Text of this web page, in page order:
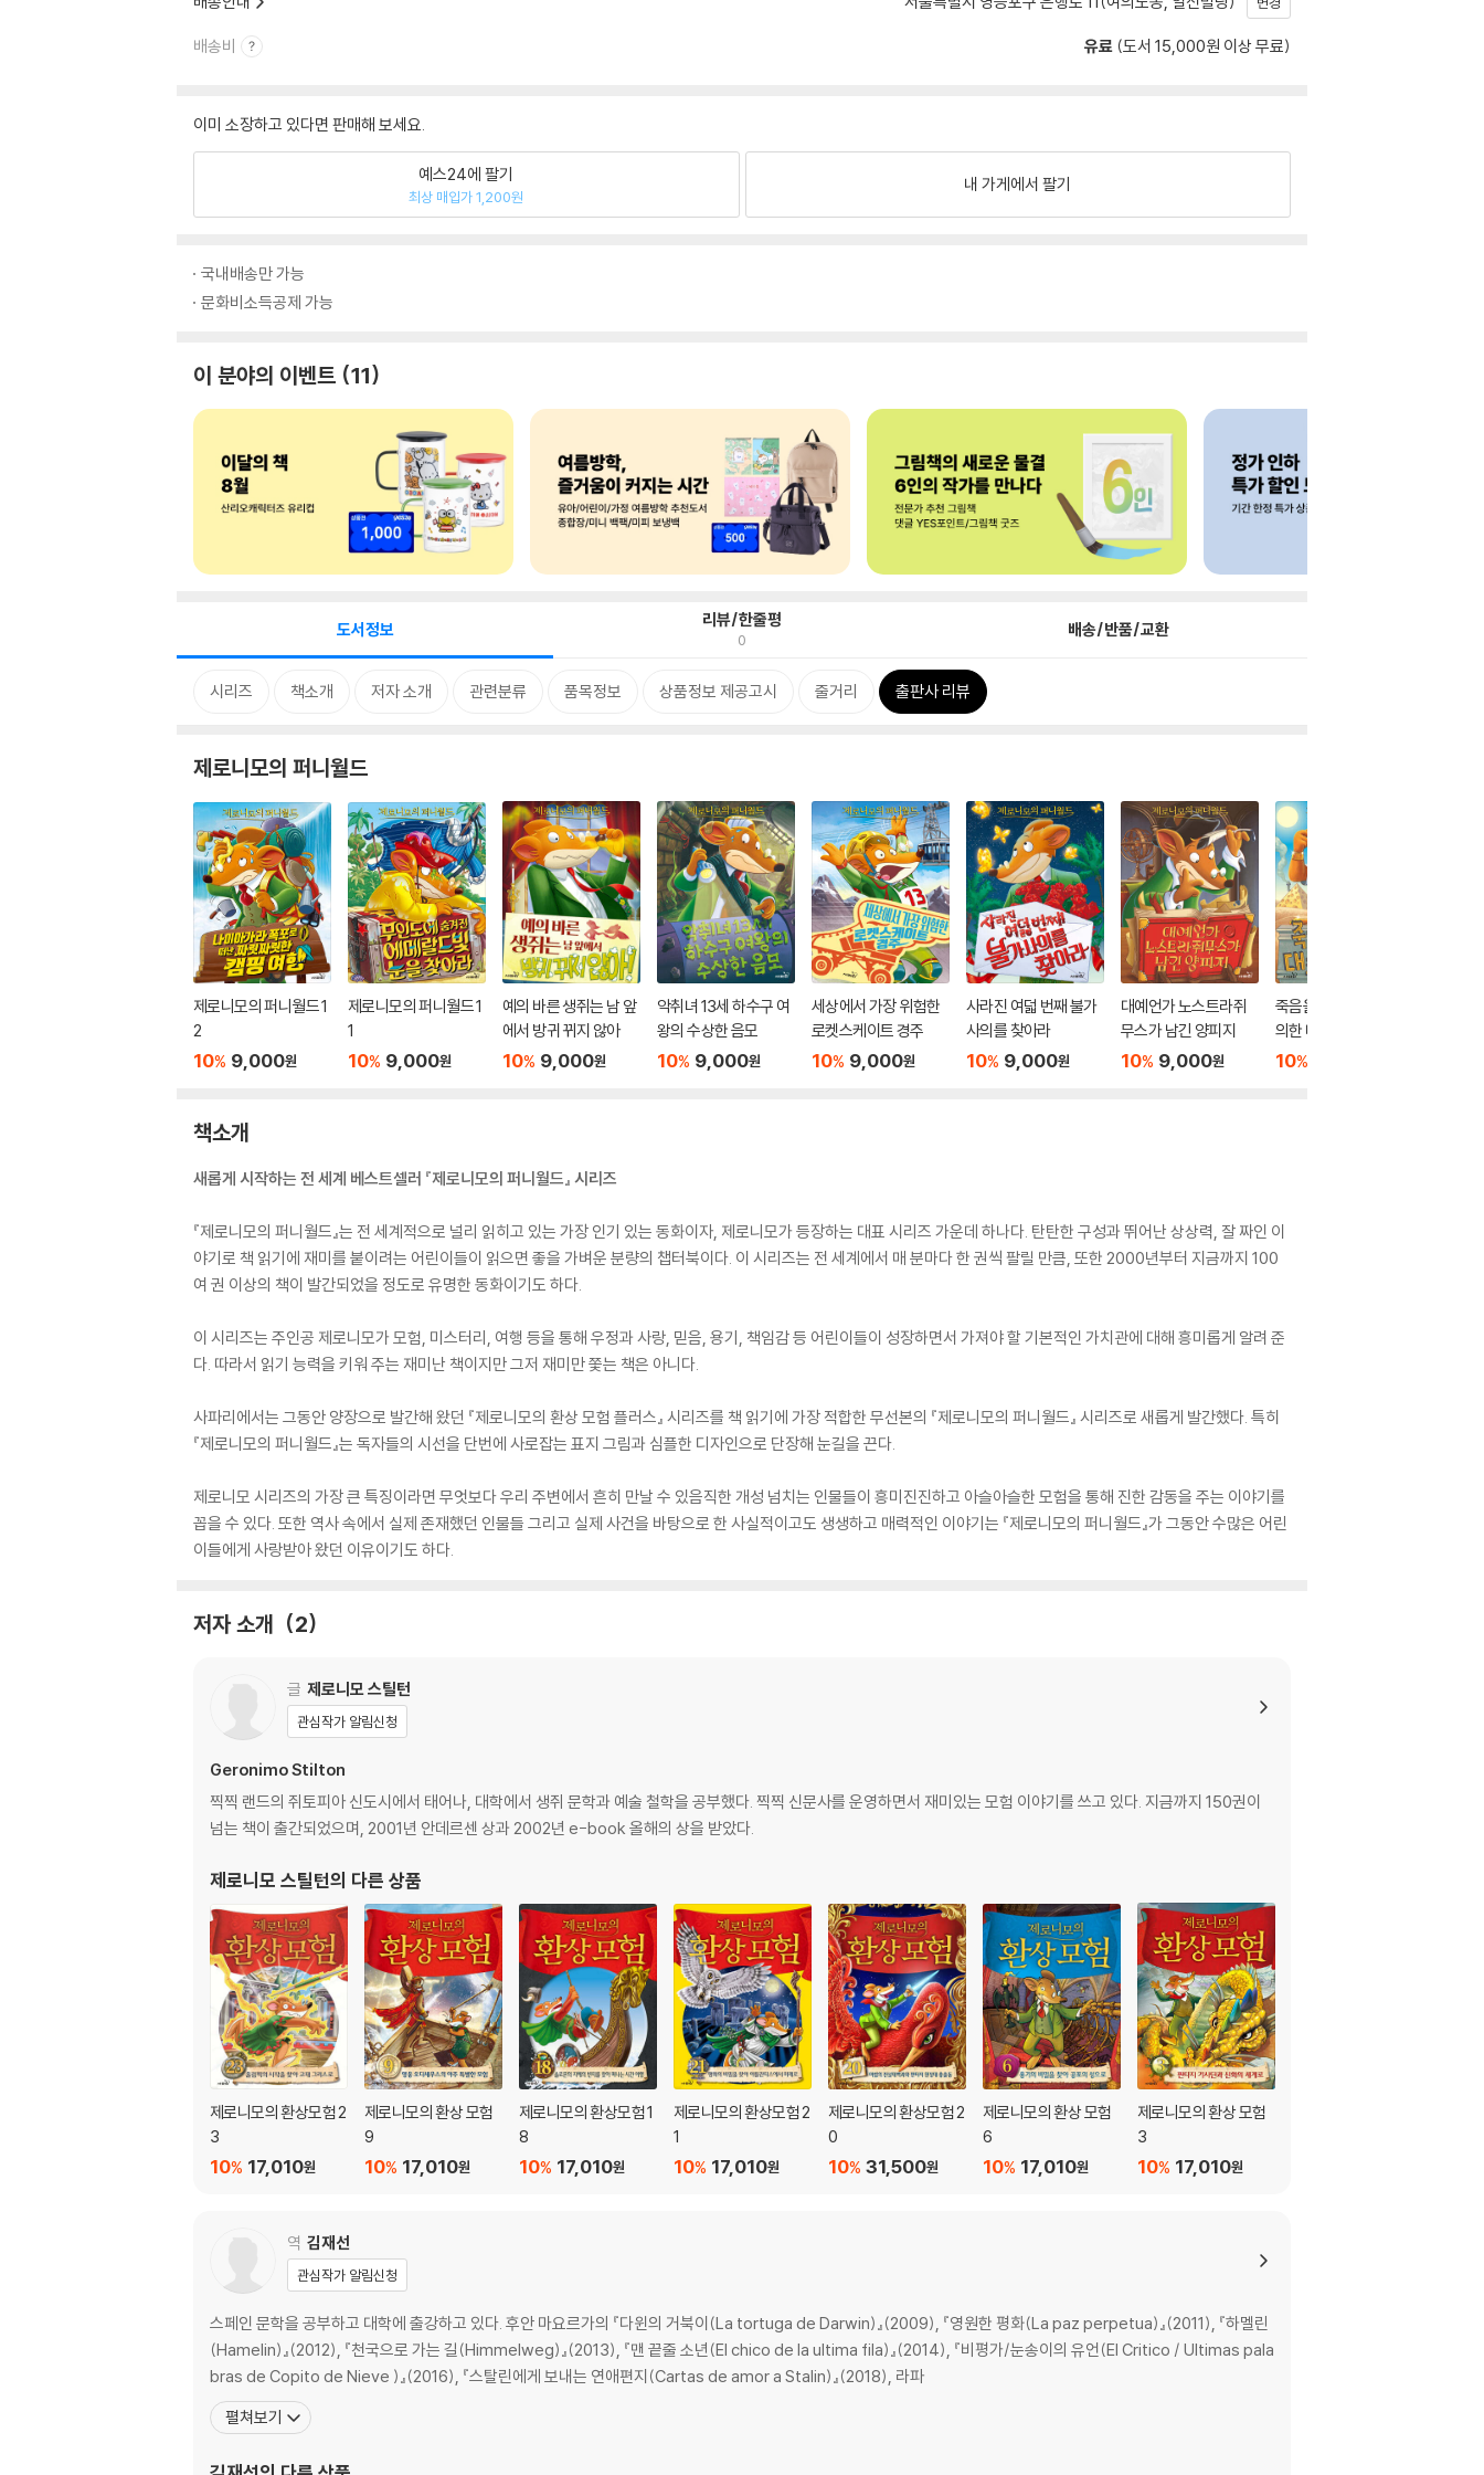
배송비 유료 (도서 15,000원 이상 무료)
이미 소장하고 있다면 판매해 보세요.
예스24에 팔기
최상 매입가 1,200원
내 가게에서 팔기
국내배송만 가능
문화비소득공제 가능
이 분야의 이벤트 11
도서정보 리뷰/한줄평
0 배송/반품/교환
시리즈 책소개 저자 소개 관련분류 품목정보 상품정보 제공고시 줄거리 출판사 리뷰
제로니모의 퍼니월드
제로니모의 퍼니월드 1
2
10% 9,000원
제로니모의 퍼니월드 1
1
10% 9,000원
예의 바른 생쥐는 남 앞
에서 방귀 뀌지 않아
10% 9,000원
악취녀 13세 하수구 여
왕의 수상한 음모
10% 9,000원
세상에서 가장 위험한
로켓스케이트 경주
10% 9,000원
사라진 여덟 번째 불가
사의를 찾아라
10% 9,000원
대예언가 노스트라쥐
무스가 남긴 양피지
10% 9,000원
죽음을 부르는 불가사
의한 대피라미드의 저
주
10%
책소개
새롭게 시작하는 전 세계 베스트셀러 『제로니모의 퍼니월드』 시리즈
『제로니모의 퍼니월드』는 전 세계적으로 널리 읽히고 있는 가장 인기 있는 동화이자, 제로니모가 등장하는 대표 시리즈 가운데 하나다. 탄탄한 구성과 뛰어난 상상력, 잘 짜인 이
야기로 책 읽기에 재미를 붙이려는 어린이들이 읽으면 좋을 가벼운 분량의 챕터북이다. 이 시리즈는 전 세계에서 매 분마다 한 권씩 팔릴 만큼, 또한 2000년부터 지금까지 100
여 권 이상의 책이 발간되었을 정도로 유명한 동화이기도 하다.
이 시리즈는 주인공 제로니모가 모험, 미스터리, 여행 등을 통해 우정과 사랑, 믿음, 용기, 책임감 등 어린이들이 성장하면서 가져야 할 기본적인 가치관에 대해 흥미롭게 알려 준
다. 따라서 읽기 능력을 키워 주는 재미난 책이지만 그저 재미만 쫓는 책은 아니다.
사파리에서는 그동안 양장으로 발간해 왔던 『제로니모의 환상 모험 플러스』 시리즈를 책 읽기에 가장 적합한 무선본의 『제로니모의 퍼니월드』 시리즈로 새롭게 발간했다. 특히
『제로니모의 퍼니월드』는 독자들의 시선을 단번에 사로잡는 표지 그림과 심플한 디자인으로 단장해 눈길을 끈다.
제로니모 시리즈의 가장 큰 특징이라면 무엇보다 우리 주변에서 흔히 만날 수 있음직한 개성 넘치는 인물들이 흥미진진하고 아슬아슬한 모험을 통해 진한 감동을 주는 이야기를
꼽을 수 있다. 또한 역사 속에서 실제 존재했던 인물들 그리고 실제 사건을 바탕으로 한 사실적이고도 생생하고 매력적인 이야기는 『제로니모의 퍼니월드』가 그동안 수많은 어린
이들에게 사랑받아 왔던 이유이기도 하다.
저자 소개 2
글 제로니모 스틸턴
관심작가 알림신청
Geronimo Stilton
찍찍 랜드의 쥐토피아 신도시에서 태어나, 대학에서 생쥐 문학과 예술 철학을 공부했다. 찍찍 신문사를 운영하면서 재미있는 모험 이야기를 쓰고 있다. 지금까지 150권이
넘는 책이 출간되었으며, 2001년 안데르센 상과 2002년 e-book 올해의 상을 받았다.
제로니모 스틸턴의 다른 상품
제로니모의 환상모험 2
3
17,010원
10%
제로니모의 환상 모험
9
17,010원
10%
제로니모의 환상모험 1
8
17,010원
10%
제로니모의 환상모험 2
1
17,010원
10%
제로니모의 환상모험 2
0
31,500원
10%
제로니모의 환상 모험
6
17,010원
10%
제로니모의 환상 모험
3
17,010원
10%
역 김재선
관심작가 알림신청
스페인 문학을 공부하고 대학에 출강하고 있다. 후안 마요르가의 『다윈의 거북이(La tortuga de Darwin)』(2009), 『영원한 평화(La paz perpetua)』(2011), 『하멜린
(Hamelin)』(2012), 『천국으로 가는 길(Himmelweg)』(2013), 『맨 끝줄 소년(El chico de la ultima fila)』(2014), 『비평가/눈송이의 유언(El Critico / Ultimas pala
bras de Copito de Nieve )』(2016), 『스탈린에게 보내는 연애편지(Cartas de amor a Stalin)』(2018), 라파
펼쳐보기